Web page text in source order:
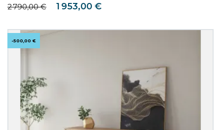
Prix de base
2 790,00 € Prix
1 953,00 €
-500,00 €